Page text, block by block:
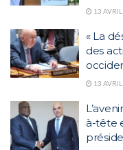
13
« La
des
13
à-tête